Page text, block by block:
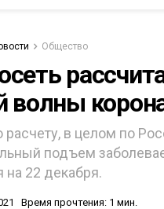
Общество
волны
расчету, в целом по
подъем
на 22 декабря.
Время прочтения: 1 мин.